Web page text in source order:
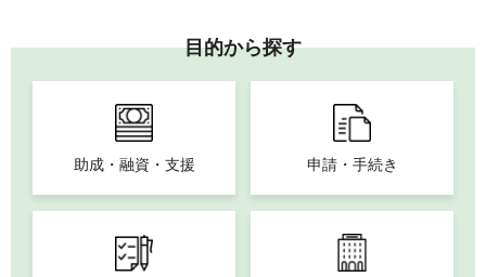
目的から探す
助成・融資・支援 申請・手続き